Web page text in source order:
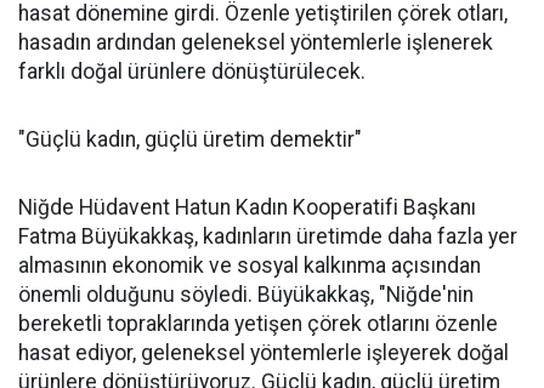
hasat dönemine girdi. Özenle yetiştirilen çörek otları,
hasadın ardından geleneksel yöntemlerle işlenerek
farklı doğal ürünlere dönüştürülecek.
"Güçlü kadın, güçlü üretim demektir"
Niğde Hüdavent Hatun Kadın Kooperatifi Başkanı
Fatma Büyükakkaş, kadınların üretimde daha fazla yer
almasının ekonomik ve sosyal kalkınma açısından
önemli olduğunu söyledi. Büyükakkaş, "Niğde'nin
bereketli topraklarında yetişen çörek otlarını özenle
hasat ediyor, geleneksel yöntemlerle işleyerek doğal
ürünlere dönüştürüyoruz. Güçlü kadın, güçlü üretim